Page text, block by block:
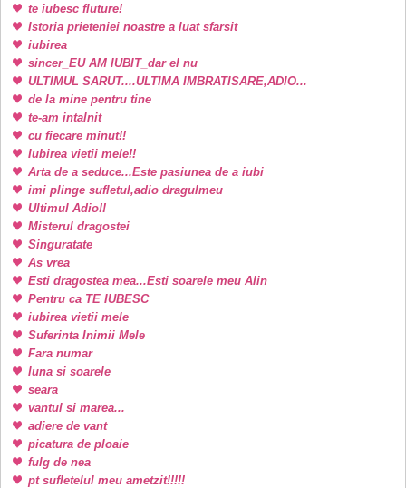
te iubesc fluture!
Istoria prieteniei noastre a luat sfarsit
iubirea
sincer_EU AM IUBIT_dar el nu
ULTIMUL SARUT....ULTIMA IMBRATISARE,ADIO...
de la mine pentru tine
te-am intalnit
cu fiecare minut!!
Iubirea vietii mele!!
Arta de a seduce...Este pasiunea de a iubi
imi plinge sufletul,adio dragulmeu
Ultimul Adio!!
Misterul dragostei
Singuratate
As vrea
Esti dragostea mea...Esti soarele meu Alin
Pentru ca TE IUBESC
iubirea vietii mele
Suferinta Inimii Mele
Fara numar
luna si soarele
seara
vantul si marea...
adiere de vant
picatura de ploaie
fulg de nea
pt sufletelul meu ametzit!!!!!